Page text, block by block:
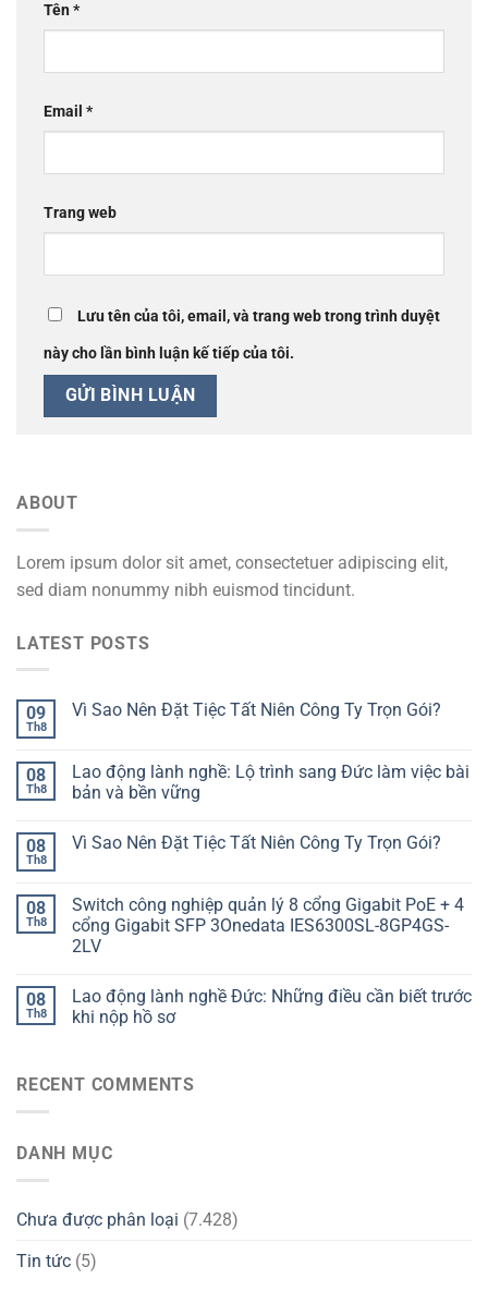
Tên*
Email *
Trang web
Lưu tên của tôi, email, và trang web trong trình duyệt
này cho lần bình luận kế tiếp của tôi.
ABOUT
Lorem ipsum dolor sit amet, consectetuer adipiscing elit,
sed diam nonummy nibh euismod tincidunt.
LATEST POSTS
09
Th8
Vì Sao Nên Đặt Tiệc Tất Niên Công Ty Trọn Gói?
08
Th8
Lao động lành nghề: Lộ trình sang Đức làm việc bài
bản và bền vững
08
Th8
Vì Sao Nên Đặt Tiệc Tất Niên Công Ty Trọn Gói?
08
Th8
Switch công nghiệp quản lý 8 cổng Gigabit PoE + 4
cổng Gigabit SFP 3Onedata IES6300SL-8GP4GS-
2LV
08
Th8
Lao động lành nghề Đức: Những điều cần biết trước
khi nộp hồ sơ
RECENT COMMENTS
DANH MỤC
Chưa được phân loại (7.428)
Tin tức (5)